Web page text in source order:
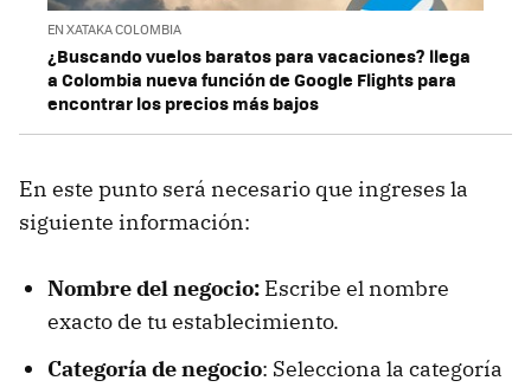
EN XATAKA COLOMBIA
¿Buscando vuelos baratos para vacaciones? llega
a Colombia nueva función de Google Flights para
encontrar los precios más bajos
En este punto será necesario que ingreses la
siguiente información:
Nombre del negocio: Escribe el nombre
exacto de tu establecimiento.
Categoría de negocio: Selecciona la categoría